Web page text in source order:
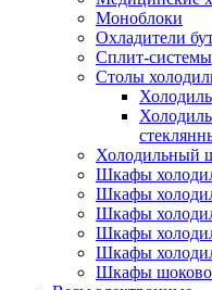
Моноблоки
Охладители
Сплит-системы
Столы
Холодильный
Шкафы
Шкафы
Шкафы
Шкафы
Шкафы
Шкафы